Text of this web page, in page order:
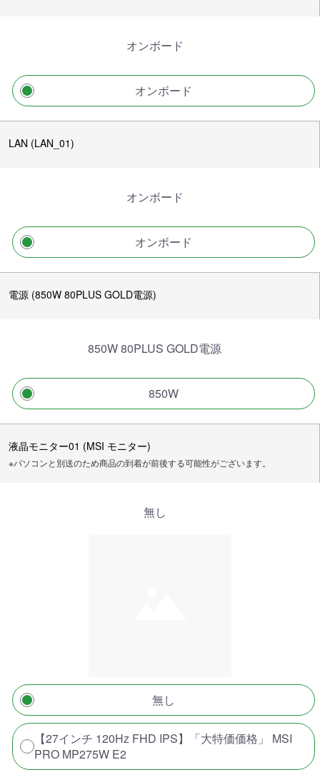
オンボード
オンボード
LAN (LAN_01)
オンボード
オンボード
電源 (850W 80PLUS GOLD電源)
850W 80PLUS GOLD電源
850W
液晶モニター01 (MSI モニター)
※パソコンと別送のため商品の到着が前後する可能性がございます。
無し
無し
【27インチ 120Hz FHD IPS】「大特価価格」 MSI
PRO MP275W E2